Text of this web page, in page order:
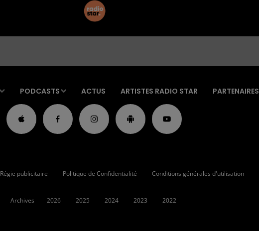
PODCASTS ACTUS ARTISTES RADIO STAR PARTENAIRES
Régie publicitaire Politique de Confidentialité Conditions générales d'utilisation
Archives 2026 2025 2024 2023 2022